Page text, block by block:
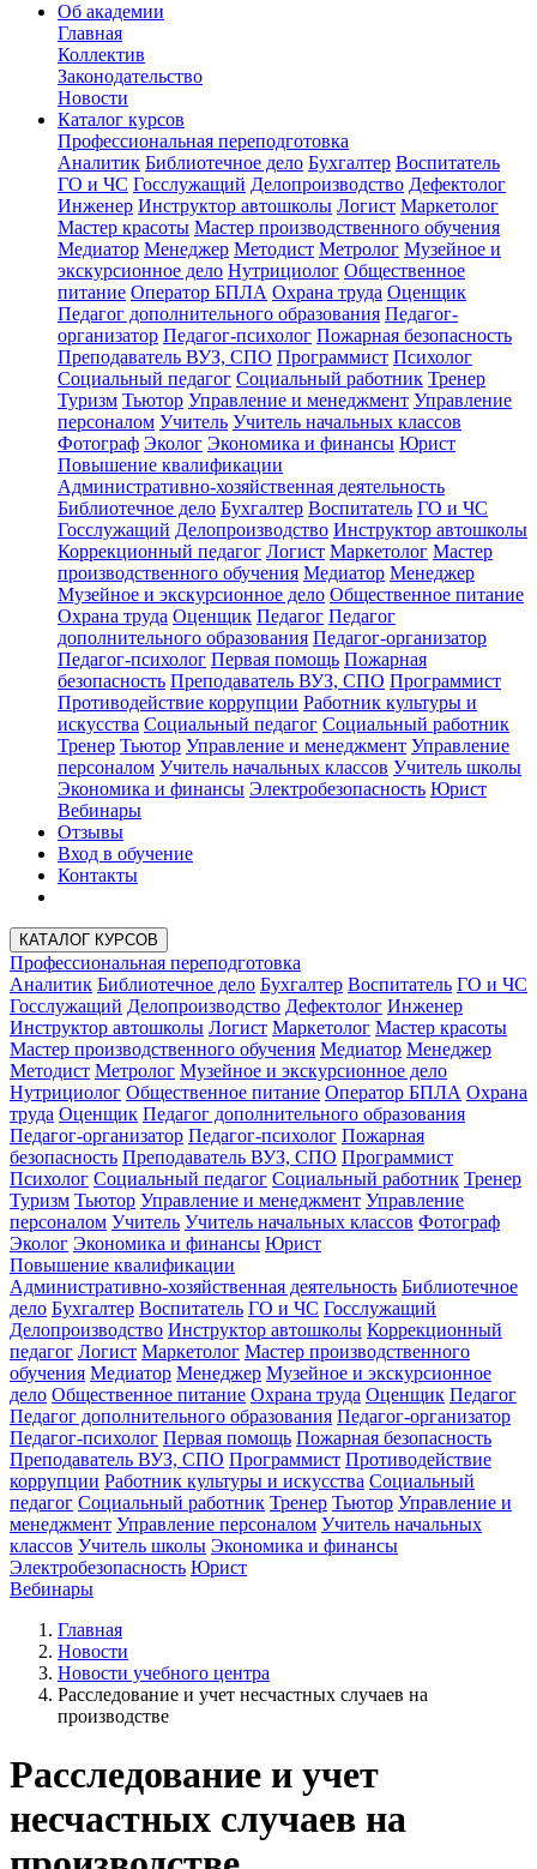
Об академии
Главная
Коллектив
Законодательство
Новости
Каталог курсов
Профессиональная переподготовка
Аналитик Библиотечное дело Бухгалтер Воспитатель
ГО и ЧС Госслужащий Делопроизводство Дефектолог
Инженер Инструктор автошколы Логист Маркетолог
Мастер красоты Мастер производственного обучения
Медиатор Менеджер Методист Метролог Музейное и
экскурсионное дело Нутрициолог Общественное
питание Оператор БПЛА Охрана труда Оценщик
Педагог дополнительного образования Педагог-
организатор Педагог-психолог Пожарная безопасность
Преподаватель ВУЗ, СПО Программист Психолог
Социальный педагог Социальный работник Тренер
Туризм Тьютор Управление и менеджмент Управление
персоналом Учитель Учитель начальных классов
Фотограф Эколог Экономика и финансы Юрист
Повышение квалификации
Административно-хозяйственная деятельность
Библиотечное дело Бухгалтер Воспитатель ГО и ЧС
Госслужащий Делопроизводство Инструктор автошколы
Коррекционный педагог Логист Маркетолог Мастер
производственного обучения Медиатор Менеджер
Музейное и экскурсионное дело Общественное питание
Охрана труда Оценщик Педагог Педагог
дополнительного образования Педагог-организатор
Педагог-психолог Первая помощь Пожарная
безопасность Преподаватель ВУЗ, СПО Программист
Противодействие коррупции Работник культуры и
искусства Социальный педагог Социальный работник
Тренер Тьютор Управление и менеджмент Управление
персоналом Учитель начальных классов Учитель школы
Экономика и финансы Электробезопасность Юрист
Вебинары
Отзывы
Вход в обучение
Контакты
КАТАЛОГ КУРСОВ
Профессиональная переподготовка
Аналитик Библиотечное дело Бухгалтер Воспитатель ГО и ЧС
Госслужащий Делопроизводство Дефектолог Инженер
Инструктор автошколы Логист Маркетолог Мастер красоты
Мастер производственного обучения Медиатор Менеджер
Методист Метролог Музейное и экскурсионное дело
Нутрициолог Общественное питание Оператор БПЛА Охрана
труда Оценщик Педагог дополнительного образования
Педагог-организатор Педагог-психолог Пожарная
безопасность Преподаватель ВУЗ, СПО Программист
Психолог Социальный педагог Социальный работник Тренер
Туризм Тьютор Управление и менеджмент Управление
персоналом Учитель Учитель начальных классов Фотограф
Эколог Экономика и финансы Юрист
Повышение квалификации
Административно-хозяйственная деятельность Библиотечное
дело Бухгалтер Воспитатель ГО и ЧС Госслужащий
Делопроизводство Инструктор автошколы Коррекционный
педагог Логист Маркетолог Мастер производственного
обучения Медиатор Менеджер Музейное и экскурсионное
дело Общественное питание Охрана труда Оценщик Педагог
Педагог дополнительного образования Педагог-организатор
Педагог-психолог Первая помощь Пожарная безопасность
Преподаватель ВУЗ, СПО Программист Противодействие
коррупции Работник культуры и искусства Социальный
педагог Социальный работник Тренер Тьютор Управление и
менеджмент Управление персоналом Учитель начальных
классов Учитель школы Экономика и финансы
Электробезопасность Юрист
Вебинары
Главная
Новости
Новости учебного центра
Расследование и учет несчастных случаев на
производстве
Расследование и учет
несчастных случаев на